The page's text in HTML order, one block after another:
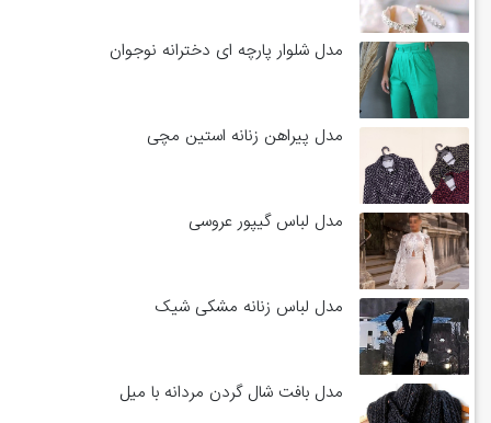
مدل شلوار پارچه ای دخترانه نوجوان
مدل پیراهن زنانه استین مچی
مدل لباس گیپور عروسی
مدل لباس زنانه مشکی شیک
مدل بافت شال گردن مردانه با میل